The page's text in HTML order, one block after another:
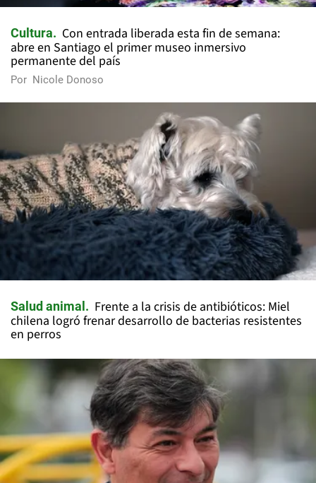
Cultura
Con entrada liberada esta fin de semana:
abre en Santiago el primer museo inmersivo
permanente del país
Por Nicole Donoso
Salud animal
Frente a la crisis de antibióticos: Miel
chilena logró frenar desarrollo de bacterias resistentes
en perros